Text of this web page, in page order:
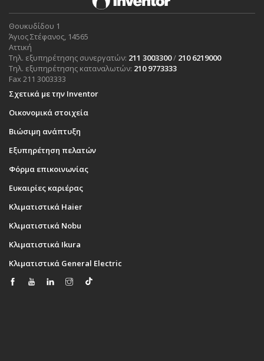
Θουκυδίδου 1
Άγιος Στέφανος, 14565
Αττική
Τηλ. εξυπηρέτησης συνεργατών: 211 3003300/ 210 6219000
Τηλ. εξυπηρέτησης καταναλωτών: 210 9773333
Fax 211 3003333
Σχετικά με την Inventor
Οικονομικά στοιχεία
Βιώσιμη ανάπτυξη
Εξυπηρέτηση πελατών
Φόρμα επικοινωνίας
Ευκαιρίες καριέρας
Κλιματιστικά Haier
Κλιματιστικά Nobu
Κλιματιστικά Ikura
Κλιματιστικά General Electric